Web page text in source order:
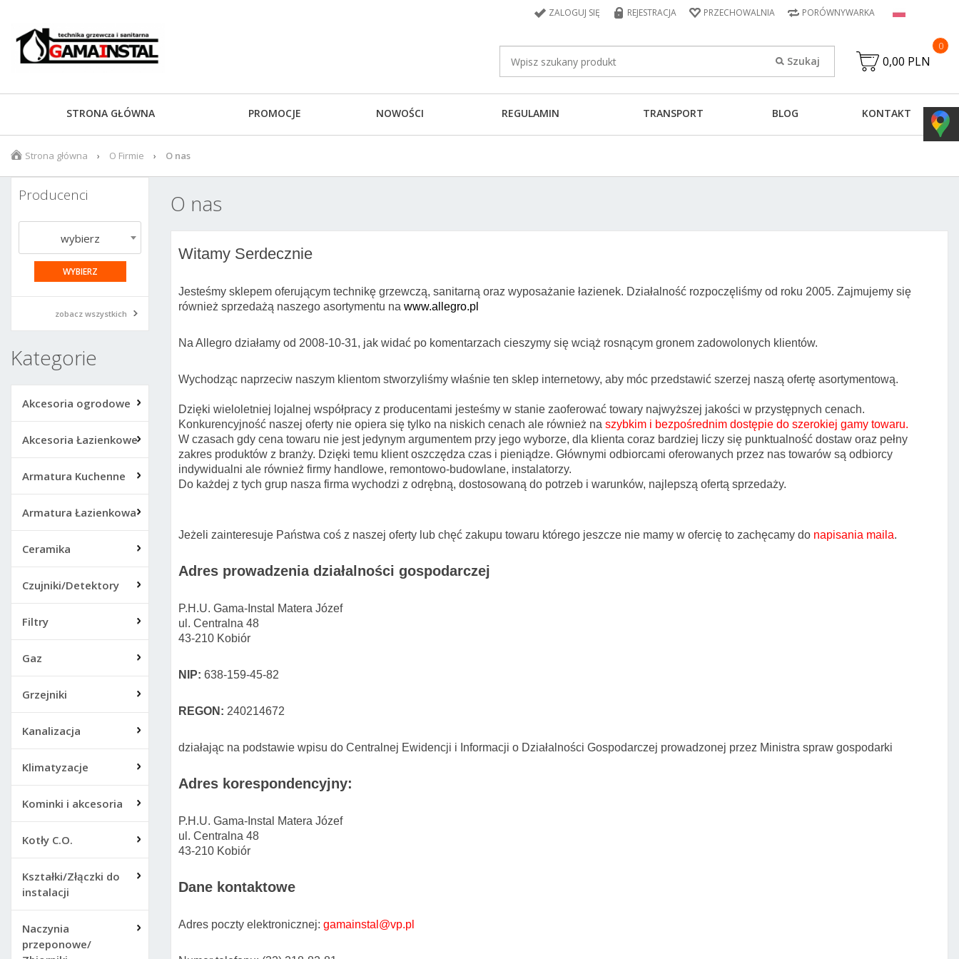
ZALOGUJ SIĘ REJESTRACJA PRZECHOWALNIA PORÓWNYWARKA
0,00 PLN
0
STRONA GŁÓWNA PROMOCJE NOWOŚCI REGULAMIN TRANSPORT BLOG KONTAKT
Strona główna O Firmie O nas
Producenci
wybierz
zobacz wszystkich
Kategorie
Akcesoria ogrodowe
Akcesoria Łazienkowe
Armatura Kuchenne
Armatura Łazienkowa
Ceramika
Czujniki/Detektory
Filtry
Gaz
Grzejniki
Kanalizacja
Klimatyzacje
Kominki i akcesoria
Kotły C.O.
Kształki/Złączki do
instalacji
Naczynia
przeponowe/
O nas
Witamy Serdecznie
Jesteśmy sklepem oferującym technikę grzewczą, sanitarną oraz wyposażanie łazienek. Działalność rozpoczęliśmy od roku 2005. Zajmujemy się
również sprzedażą naszego asortymentu na www.allegro.pl
Na Allegro działamy od 2008-10-31, jak widać po komentarzach cieszymy się wciąż rosnącym gronem zadowolonych klientów.
Wychodząc naprzeciw naszym klientom stworzyliśmy właśnie ten sklep internetowy, aby móc przedstawić szerzej naszą ofertę asortymentową.
Dzięki wieloletniej lojalnej współpracy z producentami jesteśmy w stanie zaoferować towary najwyższej jakości w przystępnych cenach.
Konkurencyjność naszej oferty nie opiera się tylko na niskich cenach ale również na szybkim i bezpośrednim dostępie do szerokiej gamy towaru.
W czasach gdy cena towaru nie jest jedynym argumentem przy jego wyborze, dla klienta coraz bardziej liczy się punktualność dostaw oraz pełny
zakres produktów z branży. Dzięki temu klient oszczędza czas i pieniądze. Głównymi odbiorcami oferowanych przez nas towarów są odbiorcy
indywidualni ale również firmy handlowe, remontowo-budowlane, instalatorzy.
Do każdej z tych grup nasza firma wychodzi z odrębną, dostosowaną do potrzeb i warunków, najlepszą ofertą sprzedaży.
Jeżeli zainteresuje Państwa coś z naszej oferty lub chęć zakupu towaru którego jeszcze nie mamy w ofercię to zachęcamy do napisania maila.
Adres prowadzenia działalności gospodarczej
P.H.U. Gama-Instal Matera Józef
ul. Centralna 48
43-210 Kobiór
NIP: 638-159-45-82
REGON: 240214672
działając na podstawie wpisu do Centralnej Ewidencji i Informacji o Działalności Gospodarczej prowadzonej przez Ministra spraw gospodarki
Adres korespondencyjny:
P.H.U. Gama-Instal Matera Józef
ul. Centralna 48
43-210 Kobiór
Dane kontaktowe
Adres poczty elektronicznej: gamainstal@vp.pl